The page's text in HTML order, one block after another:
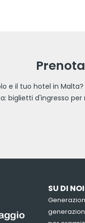
e il tuo hotel in
biglietti d'ingresso
SU DI NOI